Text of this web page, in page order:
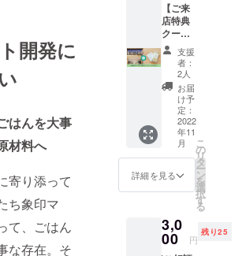
開発に
はんを大事
材料へ
寄り添って
ち象印マ
て、ごはん
な存在。そ
【ご来
店特典
クーポ
ンセッ
トコー
ス】 ・
ごはん
で作っ
た除菌
ウエッ
ティッ
シュ 10
点 ・象
印食
堂・象
弁当 ご
来店
10％オ
支援
者：
2人
お届
け予
定：
2022
年11
月
詳細を見る
こ
の
リ
タ
ー
ン
を
選
択
す
る
3,0
00 円
残り25